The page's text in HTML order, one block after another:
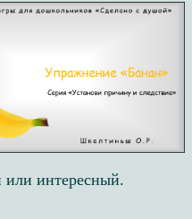
или интересный.